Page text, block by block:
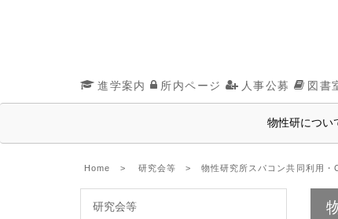
進学案内 所内ページ 人事公募 図書
物性研につい
Home > 研究会等 > 物性研究所スパコン共同利用・
研究会等